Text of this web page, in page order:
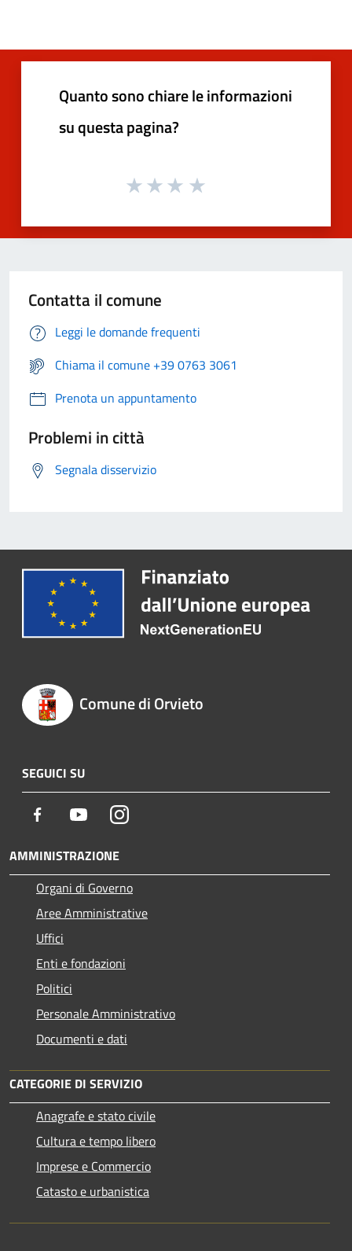
Quanto sono chiare le informazioni
su questa pagina?
Contatta il comune
Leggi le domande frequenti
Chiama il comune +39 0763 3061
Prenota un appuntamento
Problemi in città
Segnala disservizio
Comune di Orvieto
SEGUICI SU
Facebook YoutubeInstagram
AMMINISTRAZIONE
Organi di Governo
Aree Amministrative
Uffici
Enti e fondazioni
Politici
Personale Amministrativo
Documenti e dati
CATEGORIE DI SERVIZIO
Anagrafe e stato civile
Cultura e tempo libero
Imprese e Commercio
Catasto e urbanistica